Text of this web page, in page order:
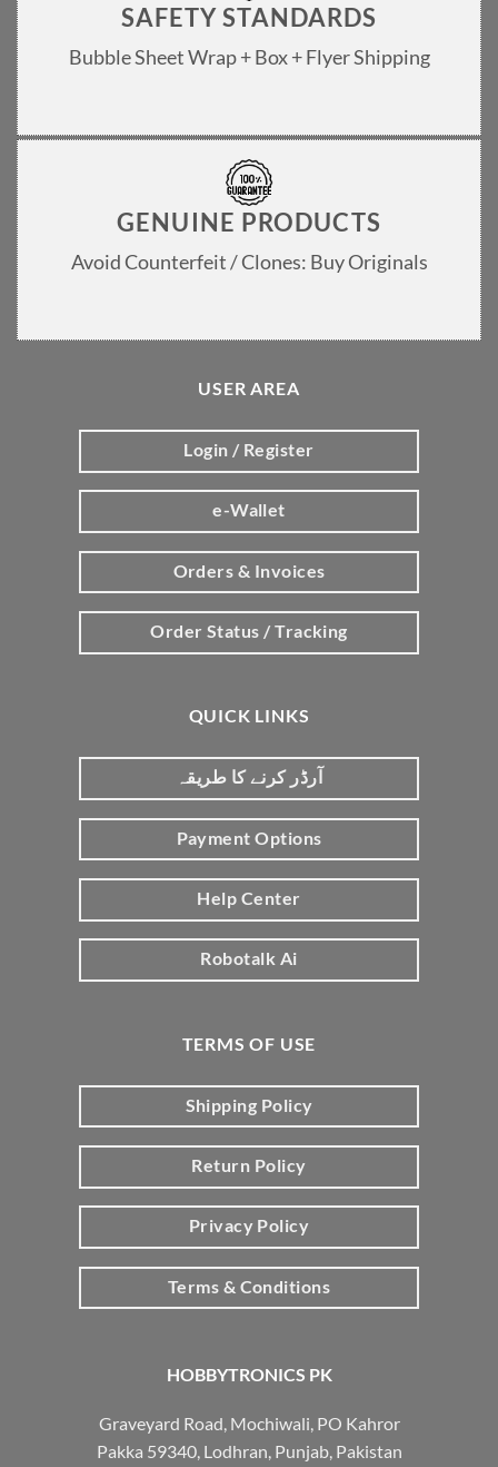
SAFETY STANDARDS
Bubble Sheet Wrap + Box + Flyer Shipping
GENUINE PRODUCTS
Avoid Counterfeit / Clones: Buy Originals
HOBBYTRONICS PK
Graveyard Road, Mochiwali, PO Kahror
Pakka 59340, Lodhran, Punjab, Pakistan
USER AREA
Login / Register
e-Wallet
Orders & Invoices
Order Status / Tracking
QUICK LINKS
آرڈر کرنے کا طریقہ
Payment Options
Help Center
Robotalk Ai
TERMS OF USE
Shipping Policy
Return Policy
Privacy Policy
Terms & Conditions